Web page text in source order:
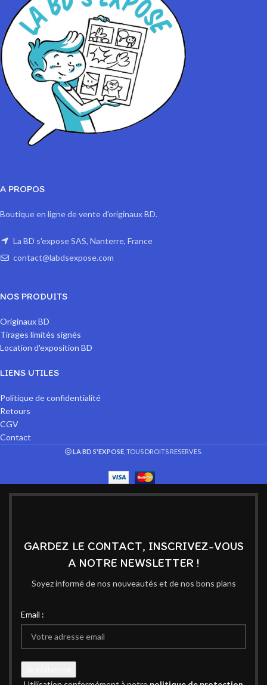
A PROPOS
Boutique en ligne de vente d'originaux BD.
La BD s'expose SAS, Nanterre, France
contact@labdsexpose.com
NOS PRODUITS
Originaux BD
Tirages limités signés
Location d'exposition BD
LIENS UTILES
Politique de confidentialité
Retours
CGV
Contact
LA BD S'EXPOSE , TOUS DROITS RESERVES.
GARDEZ LE CONTACT, INSCRIVEZ-VOUS
A NOTRE NEWSLETTER !
Soyez informé de nos nouveautés et de nos bons plans
Email :